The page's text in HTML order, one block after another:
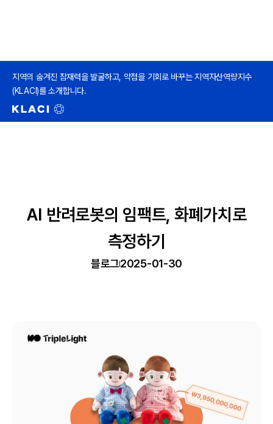
지역의 숨겨진 잠재력을 발굴하고, 약점을 기회로 바꾸는 지역자산역량지수
(KLACI)를 소개합니다.
AI 반려로봇의 임팩트, 화폐가치로
측정하기
블로그2025-01-30